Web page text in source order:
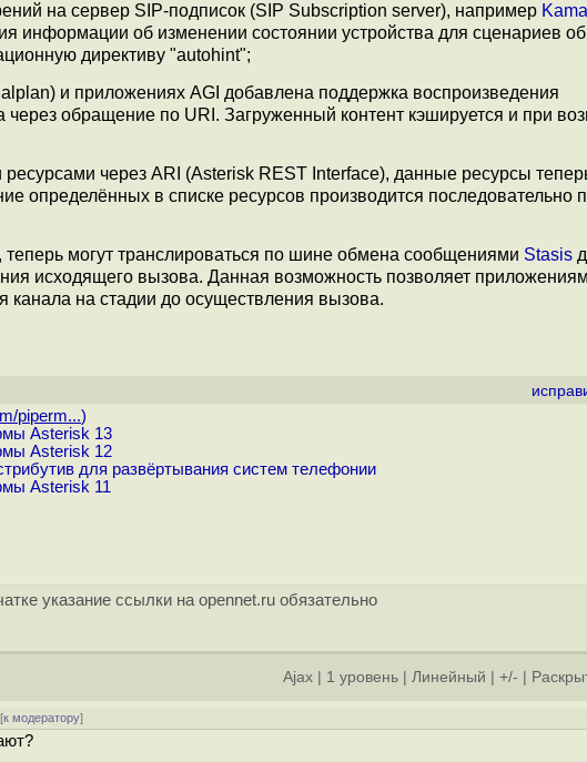
на сервер SIP-подписок (SIP Subscription server), например
информации об изменении состоянии устройства для сценариев
директиву "autohint";
и приложениях AGI добавлена поддержка воспроизведения
обращение по URI. Загруженный контент кэшируется и при
через ARI (Asterisk REST Interface), данные ресурсы
определённых в списке ресурсов производится последовательно
могут транслироваться по шине обмена сообщениями Stasis
исходящего вызова. Данная возможность позволяет приложениям
канала на стадии до осуществления вызова.
piperm...)
Asterisk 13
Asterisk 12
для развёртывания систем телефонии
Asterisk 11
указание ссылки на opennet.ru обязательно
Ajax 1 уровень Линейный +/-
к модератору]